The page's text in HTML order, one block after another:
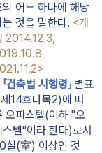
의 어느 하나에 해당
는 것을 말한다. <개
2014.12.3,
「건축법 시행령」 별표
14호나목2)에 따
오피스텔(이하 "오
스텔"이라 한다)로서
실(室) 이상인 것